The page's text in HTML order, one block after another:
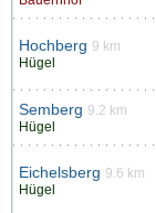
Hochberg 9 km
Hügel
Semberg 9.2 km
Hügel
Eichelsberg 9.6 km
Hügel